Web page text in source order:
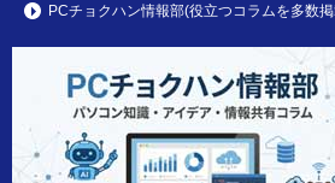
PCチョクハン情報部(役立つコラムを多数